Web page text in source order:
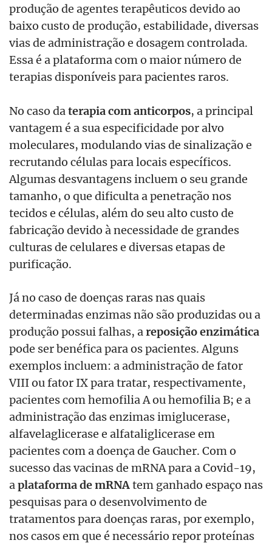
produção de agentes terapêuticos devido ao
baixo custo de produção, estabilidade, diversas
vias de administração e dosagem controlada.
Essa é a plataforma com o maior número de
terapias disponíveis para pacientes raros.
No caso da terapia com anticorpos, a principal
vantagem é a sua especificidade por alvo
moleculares, modulando vias de sinalização e
recrutando células para locais específicos.
Algumas desvantagens incluem o seu grande
tamanho, o que dificulta a penetração nos
tecidos e células, além do seu alto custo de
fabricação devido à necessidade de grandes
culturas de celulares e diversas etapas de
purificação.
Já no caso de doenças raras nas quais
determinadas enzimas não são produzidas ou a
produção possui falhas, areposição enzimática
pode ser benéfica para os pacientes. Alguns
exemplos incluem: a administração de fator
VIII ou fator IX para tratar, respectivamente,
pacientes com hemofilia A ou hemofilia B; e a
administração das enzimas imiglucerase,
alfavelaglicerase e alfataliglicerase em
pacientes com a doença de Gaucher. Com o
sucesso das vacinas de mRNA para a Covid-19,
aplataforma de mRNAtem ganhado espaço nas
pesquisas para o desenvolvimento de
tratamentos para doenças raras, por exemplo,
nos casos em que é necessário repor proteínas